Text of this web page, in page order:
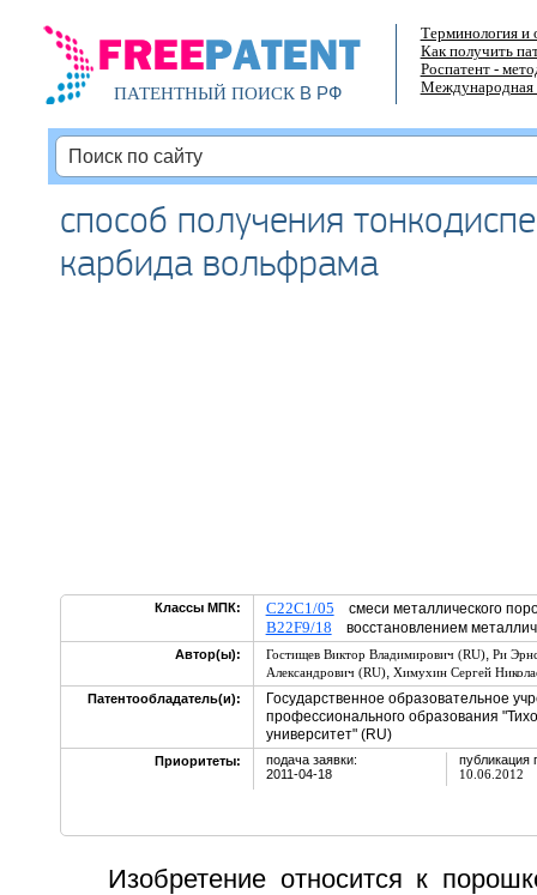
ПАТЕНТНЫЙ ПОИСКВ РФ
Терминология и
Как получить
Роспатент -
Международная
способ получения
карбида вольфрама
Классы МПК: C22C1/05 смеси металлического
B22F9/18 восстановлением
Автор(ы): Гостищев Виктор Владимирович (RU), Ри
Александрович (RU), Химухин Сергей
Патентообладатель(и):
Государственное образовательное
профессионального образования
университет" (RU)
Приоритеты:
подача заявки:
2011-04-18
публикация
10.06.2012
Изобретение относится к